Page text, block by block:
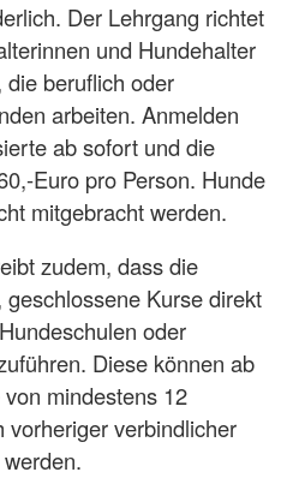
Der Lehrgang richtet
und Hundehalter
beruflich oder
arbeiten. Anmelden
ab sofort und die
Euro pro Person. Hunde
mitgebracht werden.
zudem, dass die
Kurse direkt
oder
Diese können ab
mindestens 12
vorheriger verbindlicher